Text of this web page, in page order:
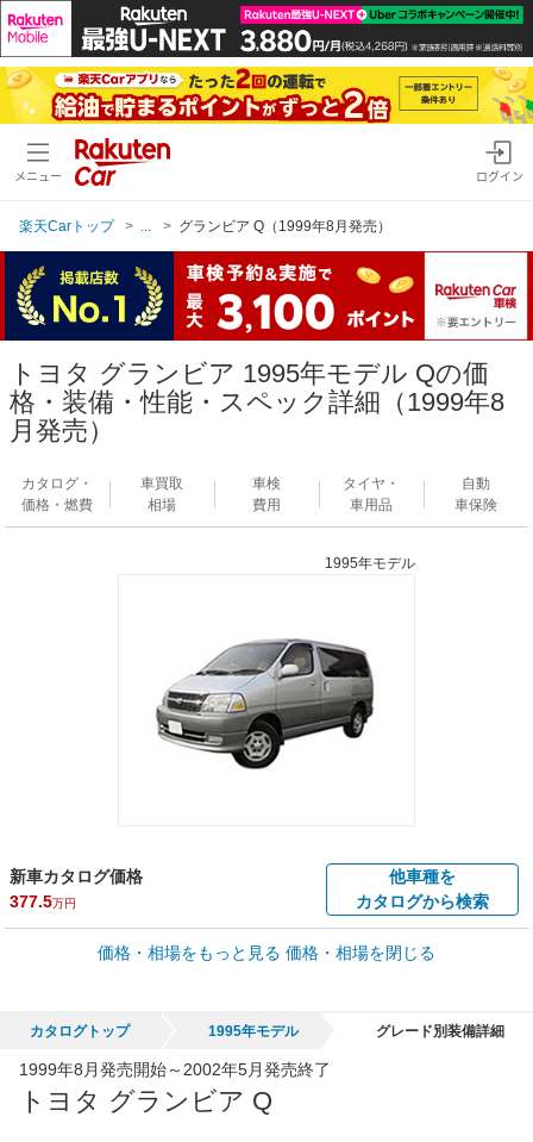
メニュー ログイン
楽天Carトップ グランビア Q（1999年8月発売）
トヨタ グランビア 1995年モデル Qの価
格・装備・性能・スペック詳細（1999年8
月発売）
カタログ・
価格・燃費
車買取
相場
車検
費用
タイヤ・
車用品
自動
車保険
1995年モデル
新車カタログ価格
377.5万円
他車種を
カタログから検索
車買取価格 *
車買取相場
73,850円
価格・相場をもっと見る 価格・相場を閉じる
カタログトップ 1995年モデル グレード別装備詳細
1999年8月発売開始～2002年5月発売終了
トヨタ グランビア Q